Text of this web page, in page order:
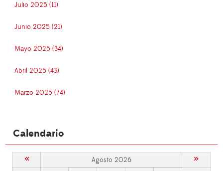
Julio 2025 (11)
Junio 2025 (21)
Mayo 2025 (34)
Abril 2025 (43)
Marzo 2025 (74)
Calendario
« Agosto 2026 »